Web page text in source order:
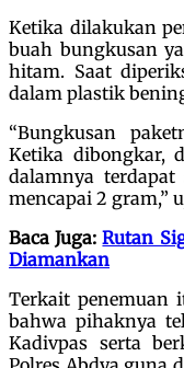
Ketika dilakukan
buah bungkusan
hitam. Saat
dalam plastik
“Bungkusan
Ketika dibongkar,
dalamnya
mencapai 2 gram,”
Baca Juga:Rutan
Diamankan
Terkait penemuan
bahwa pihaknya
Kadivpas serta